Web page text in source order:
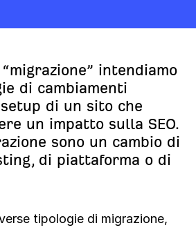
intendiamo
di cambiamenti
di un sito che
un impatto sulla SEO.
sono un cambio di
di piattaforma o di
tipologie di migrazione,